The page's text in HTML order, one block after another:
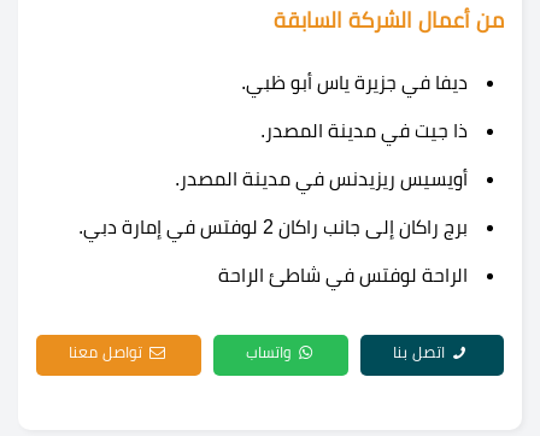
من أعمال الشركة السابقة
ديفا في جزيرة ياس أبو ظبي.
ذا جيت في مدينة المصدر.
أويسيس ريزيدنس في مدينة المصدر.
برج راكان إلى جانب راكان 2 لوفتس في إمارة دبي.
الراحة لوفتس في شاطئ الراحة
اتصل بنا واتساب تواصل معنا